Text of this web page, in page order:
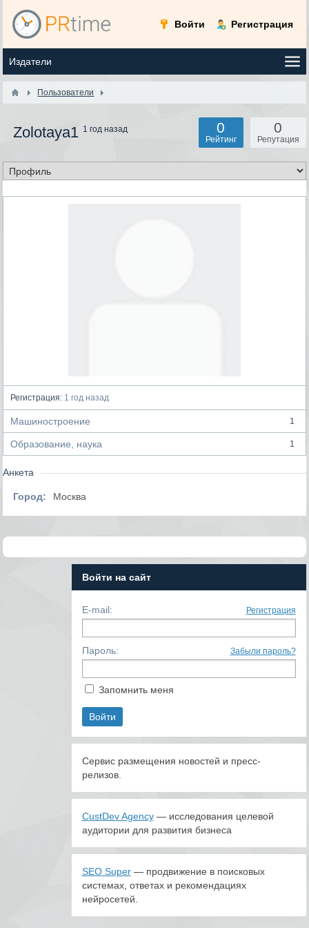
Войти Регистрация
Пользователи
Zolotaya1 1 год назад 0
Репутация
0
Рейтинг
Регистрация: 1 год назад
Машиностроение 1
Образование, наука 1
Анкета
Город: Москва
Войти на сайт
E-mail: Регистрация
Пароль: Забыли пароль?
Запомнить меня
Сервис размещения новостей и пресс-
релизов.
CustDev Agency— исследования целевой
аудитории для развития бизнеса
SEO Super— продвижение в поисковых
системах, ответах и рекомендациях
нейросетей.